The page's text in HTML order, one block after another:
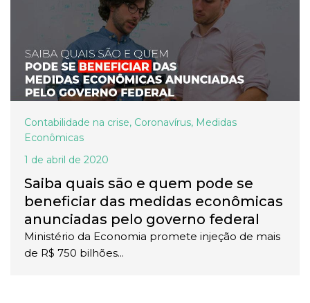
Contabilidade na crise, Coronavírus, Medidas
Econômicas
1 de abril de 2020
Saiba quais são e quem pode se
beneficiar das medidas econômicas
anunciadas pelo governo federal
Ministério da Economia promete injeção de mais
de R$ 750 bilhões...